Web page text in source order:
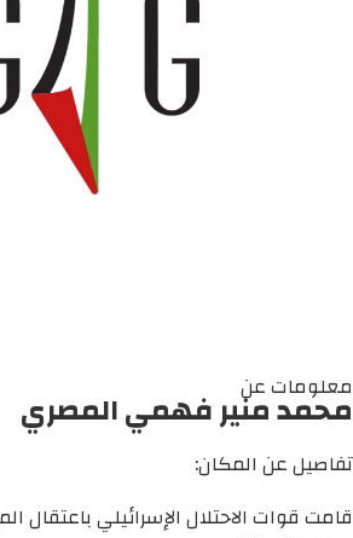
معلومات عن
محمد منير فهمي المصري
تفاصيل عن المكان:
قامت قوات الاحتلال الإسرائيلي